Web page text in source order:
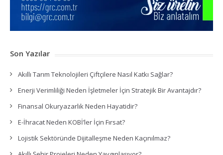
Son Yazılar
Akıllı Tarım Teknolojileri Çiftçilere Nasıl Katkı Sağlar?
Enerji Verimliliği Neden İşletmeler İçin Stratejik Bir Avantajdır?
Finansal Okuryazarlık Neden Hayatidir?
E-İhracat Neden KOBİ’ler İçin Fırsat?
Lojistik Sektöründe Dijitalleşme Neden Kaçınılmaz?